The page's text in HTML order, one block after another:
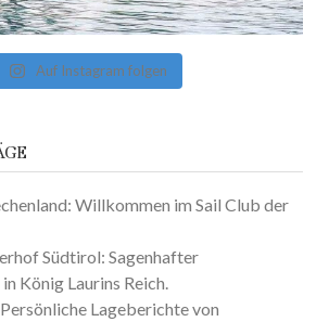
Auf Instagram folgen
Willkommen im Sail Club der
Südtirol: Sagenhafter
König Laurins Reich.
Lageberichte von